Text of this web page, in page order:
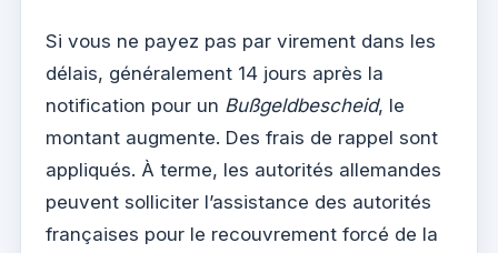
Si vous ne payez pas par virement dans les
délais, généralement 14 jours après la
notification pour un Bußgeldbescheid, le
montant augmente. Des frais de rappel sont
appliqués. À terme, les autorités allemandes
peuvent solliciter l’assistance des autorités
françaises pour le recouvrement forcé de la